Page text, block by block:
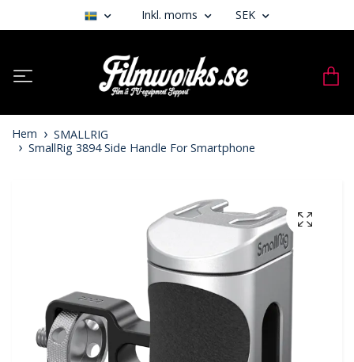
Inkl. moms SEK
Hem
SMALLRIG
SmallRig 3894 Side Handle For Smartphone